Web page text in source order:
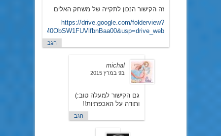
זה הקישור הנכון לתקייה של משחק האלים
https://drive.google.com/folderview?
id=0B0p9UezoM0ObSW1FUVlfbnBaa00&usp=drive_web
הגב
michal
ב9 במרץ 2015
גם הקישור למעלה טוב:)
ותודה על האכפתיות!!
הגב